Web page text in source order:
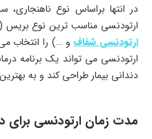
در انتها براساس نوع
ارتودنسی مناسب ترین نوع بریس
ارتودنسی شفافو …) را انتخاب
ارتودنسی می تواند یک برنامه
دندانی بیمار طراحی کند و به
مدت زمان ارتودنسی برای